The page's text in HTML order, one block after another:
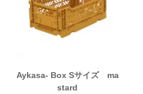
Aykasa- Box Sサイズ ma
stard